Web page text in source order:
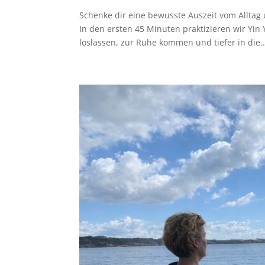
Schenke dir eine bewusste Auszeit vom
In den ersten 45 Minuten praktizieren wir Yin
loslassen, zur Ruhe kommen und tiefer in